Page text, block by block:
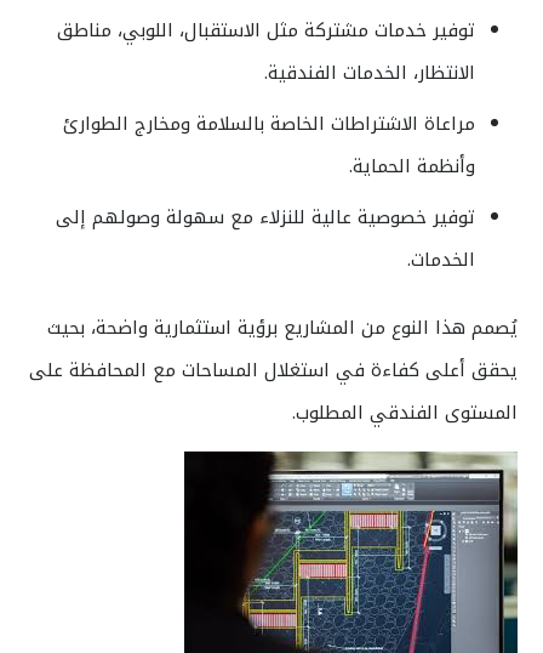
توفير خدمات مشتركة مثل الاستقبال، اللوبي، مناطق
الانتظار، الخدمات الفندقية.
مراعاة الاشتراطات الخاصة بالسلامة ومخارج الطوارئ
وأنظمة الحماية.
توفير خصوصية عالية للنزلاء مع سهولة وصولهم إلى
الخدمات.
يُصمم هذا النوع من المشاريع برؤية استثمارية واضحة، بحيث
يحقق أعلى كفاءة في استغلال المساحات مع المحافظة على
المستوى الفندقي المطلوب.